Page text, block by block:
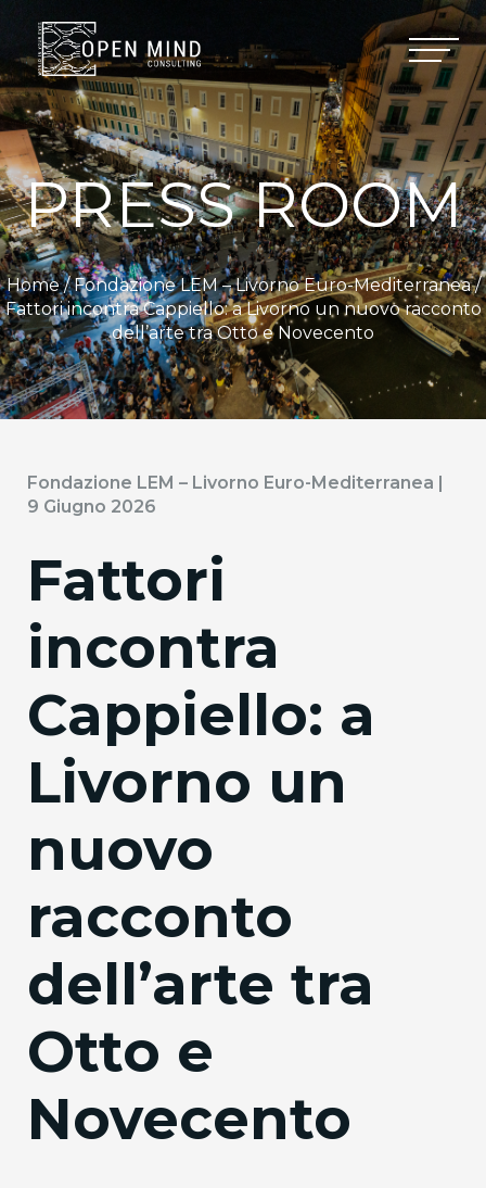
PRESS ROOM
Home /Fondazione LEM – Livorno Euro-Mediterranea/
Fattori incontra Cappiello: a Livorno un nuovo racconto
dell’arte tra Otto e Novecento
Fondazione LEM – Livorno Euro-Mediterranea |
9 Giugno 2026
Fattori
incontra
Cappiello: a
Livorno un
nuovo
racconto
dell’arte tra
Otto e
Novecento